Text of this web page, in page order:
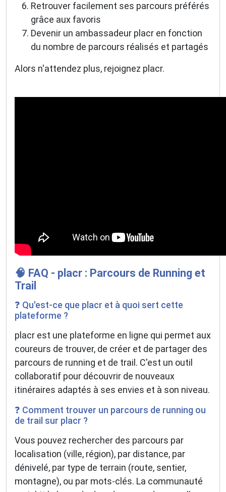
Retrouver facilement ses parcours préférés
grâce aux favoris
Devenir un ambassadeur placr en fonction
du nombre de parcours réalisés et partagés
Alors n'attendez plus, rejoignez placr.
🧠 FAQ - placr : Parcours de Running et
Trail
❓ Qu'est-ce que placr et à quoi sert cette
plateforme ?
placr est une plateforme en ligne qui permet aux
coureurs de trouver, de créer et de partager des
parcours de running et de trail. C'est un outil
collaboratif pour découvrir de nouveaux
itinéraires adaptés à ses envies et à son niveau.
❓ Comment trouver un parcours de running ou
de trail sur placr ?
Vous pouvez rechercher des parcours par
localisation (ville, région), par distance, par
dénivelé, par type de terrain (route, sentier,
montagne), ou par mots-clés. La communauté